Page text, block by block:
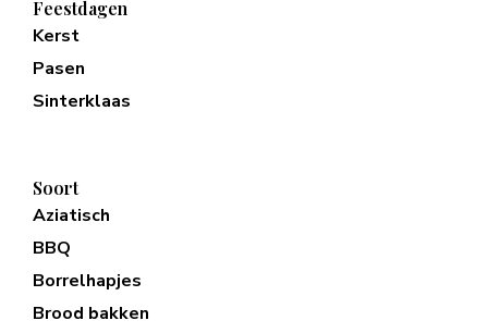
Feestdagen
Kerst
Pasen
Sinterklaas
Soort
Aziatisch
BBQ
Borrelhapjes
Brood bakken